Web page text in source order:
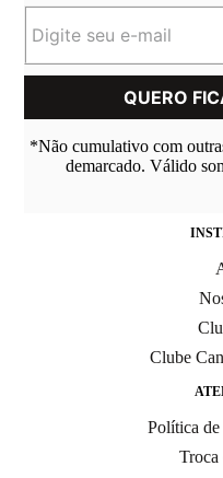
*Não cumulativo com
demarcado. Válido
Clube
Política
Troca